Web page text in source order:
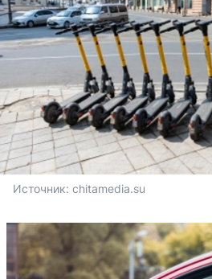
Источник: chitamedia.su